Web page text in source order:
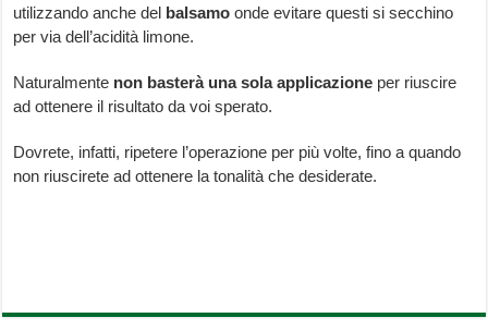
utilizzando anche del balsamo onde evitare questi si secchino
per via dell’acidità limone.
Naturalmente non basterà una sola applicazione per riuscire
ad ottenere il risultato da voi sperato.
Dovrete, infatti, ripetere l’operazione per più volte, fino a quando
non riuscirete ad ottenere la tonalità che desiderate.